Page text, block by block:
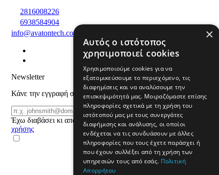
2816008226
6938584904
info@avatontech.com
Newsletter
Κάνε την εγγραφή σου και μάθε για προϊόντα και προσφορές
Email
ΕΓΓΡΑΦΗ
Έχω διαβάσει κι αποδέχομαι τους
όρους
χρήσης
×
Αυτός ο ιστότοπος
χρησιμοποιεί cookies
Χρησιμοποιούμε cookies για να
εξατομικεύσουμε το περιεχόμενο, τις
διαφημίσεις και να αναλύσουμε την
επισκεψιμότητά μας. Μοιραζόμαστε επίσης
πληροφορίες σχετικά με τη χρήση του
ιστότοπού μας με τους συνεργάτες
διαφήμισης και ανάλυσης, οι οποίοι
ενδέχεται να τις συνδυάσουν με άλλες
πληροφορίες που τους έχετε παράσχει ή
που έχουν συλλέξει από τη χρήση των
υπηρεσιών τους από εσάς. Πολιτική
Απορρήτου